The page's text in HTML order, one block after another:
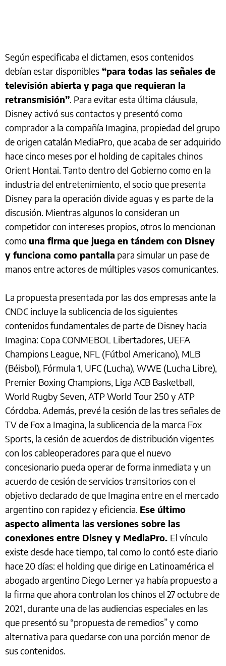
Según especificaba el dictamen, esos contenidos
debían estar disponibles “para todas las señales de
televisión abierta y paga que requieran la
retransmisión”. Para evitar esta última cláusula,
Disney activó sus contactos y presentó como
comprador a la compañía Imagina, propiedad del grupo
de origen catalán MediaPro, que acaba de ser adquirido
hace cinco meses por el holding de capitales chinos
Orient Hontai. Tanto dentro del Gobierno como en la
industria del entretenimiento, el socio que presenta
Disney para la operación divide aguas y es parte de la
discusión. Mientras algunos lo consideran un
competidor con intereses propios, otros lo mencionan
como una firma que juega en tándem con Disney
y funciona como pantalla para simular un pase de
manos entre actores de múltiples vasos comunicantes.
La propuesta presentada por las dos empresas ante la
CNDC incluye la sublicencia de los siguientes
contenidos fundamentales de parte de Disney hacia
Imagina: Copa CONMEBOL Libertadores, UEFA
Champions League, NFL (Fútbol Americano), MLB
(Béisbol), Fórmula 1, UFC (Lucha), WWE (Lucha Libre),
Premier Boxing Champions, Liga ACB Basketball,
World Rugby Seven, ATP World Tour 250 y ATP
Córdoba. Además, prevé la cesión de las tres señales de
TV de Fox a Imagina, la sublicencia de la marca Fox
Sports, la cesión de acuerdos de distribución vigentes
con los cableoperadores para que el nuevo
concesionario pueda operar de forma inmediata y un
acuerdo de cesión de servicios transitorios con el
objetivo declarado de que Imagina entre en el mercado
argentino con rapidez y eficiencia. Ese último
aspecto alimenta las versiones sobre las
conexiones entre Disney y MediaPro. El vínculo
existe desde hace tiempo, tal como lo contó este diario
hace 20 días: el holding que dirige en Latinoamérica el
abogado argentino Diego Lerner ya había propuesto a
la firma que ahora controlan los chinos el 27 octubre de
2021, durante una de las audiencias especiales en las
que presentó su “propuesta de remedios” y como
alternativa para quedarse con una porción menor de
sus contenidos.